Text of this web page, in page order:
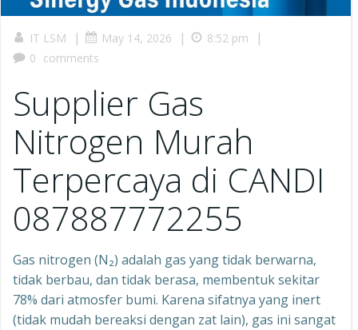
IT LSM | May 14, 2026 | 8:52 pm |
0 comments
Supplier Gas
Nitrogen Murah
Terpercaya di CANDI
087887772255
Gas nitrogen (N₂) adalah gas yang tidak berwarna,
tidak berbau, dan tidak berasa, membentuk sekitar
78% dari atmosfer bumi. Karena sifatnya yang inert
(tidak mudah bereaksi dengan zat lain), gas ini sangat